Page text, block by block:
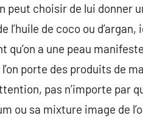
peut choisir de lui donner
l’huile de coco ou
a une peau
porte des produits de
pas n’importe par
ou sa mixture image de